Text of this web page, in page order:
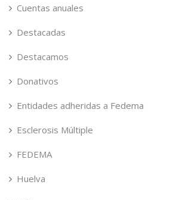
Cuentas anuales
Destacadas
Destacamos
Donativos
Entidades adheridas a Fedema
Esclerosis Múltiple
FEDEMA
Huelva